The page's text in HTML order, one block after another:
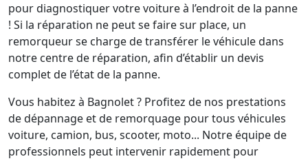
pour diagnostiquer votre voiture à l’endroit de la panne
! Si la réparation ne peut se faire sur place, un
remorqueur se charge de transférer le véhicule dans
notre centre de réparation, afin d’établir un devis
complet de l’état de la panne.
Vous habitez à Bagnolet ? Profitez de nos prestations
de dépannage et de remorquage pour tous véhicules
voiture, camion, bus, scooter, moto... Notre équipe de
professionnels peut intervenir rapidement pour